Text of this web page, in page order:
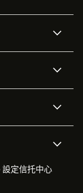
會
工單處理軟件
設定信托中心